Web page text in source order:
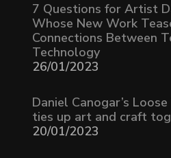
7 Questions for Artist
Whose New Work
Connections Between
Technology
26/01/2023
Daniel Canogar’s
ties up art and craft
20/01/2023